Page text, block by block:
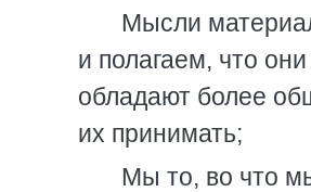
Мысли
и полагаем, что
обладают более
их принимать;
Мы то, во что